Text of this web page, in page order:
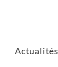
Actualités